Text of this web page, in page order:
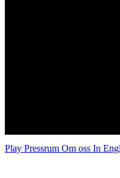
Play Pressrum Om oss In